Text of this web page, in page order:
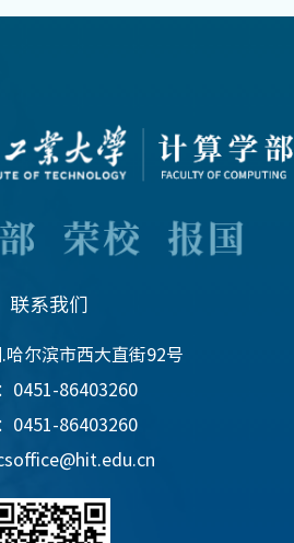
联系我们
哈尔滨市西大直街92号
0451-86403260
0451-86403260